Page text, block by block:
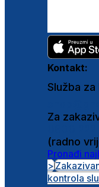
Kontakt:
Služba
Za
(radno
Pronađi
>
kontrola